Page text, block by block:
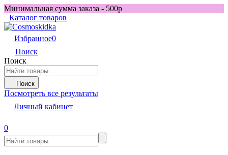
Минимальная сумма заказа - 500р
Каталог товаров
Избранное0
Поиск
Поиск
Поиск
Посмотреть все результаты
Личный кабинет
0